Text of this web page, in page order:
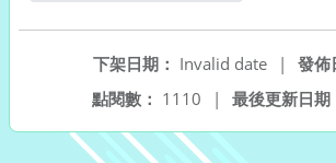
發佈
下架日期： Invalid date
|
最後更新日期
點閱數： 1110 |